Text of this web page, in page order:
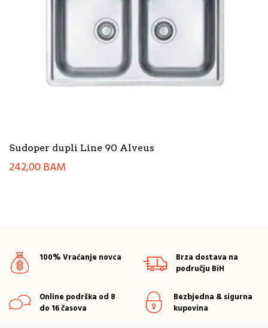
Sudoper dupli Line 90 Alveus
242,00BAM
100% Vraćanje novca
Brza dostava na
području BiH
Online podrška od 8
do 16 časova
Bezbjedna & sigurna
kupovina